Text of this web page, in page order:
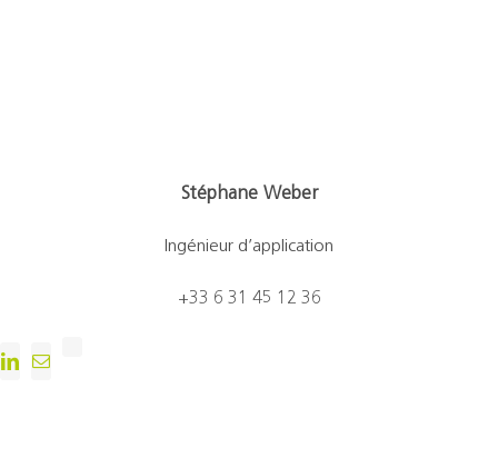
Stéphane Weber
Ingénieur d’application
+33 6 31 45 12 36